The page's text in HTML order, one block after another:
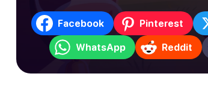
Facebook Pinterest
WhatsApp Reddit